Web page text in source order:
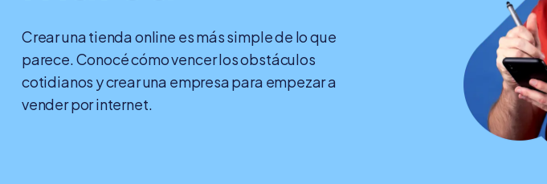
Crear una tienda online es más simple de lo que
parece. Conocé cómo vencer los obstáculos
cotidianos y crear una empresa para empezar a
vender por internet.